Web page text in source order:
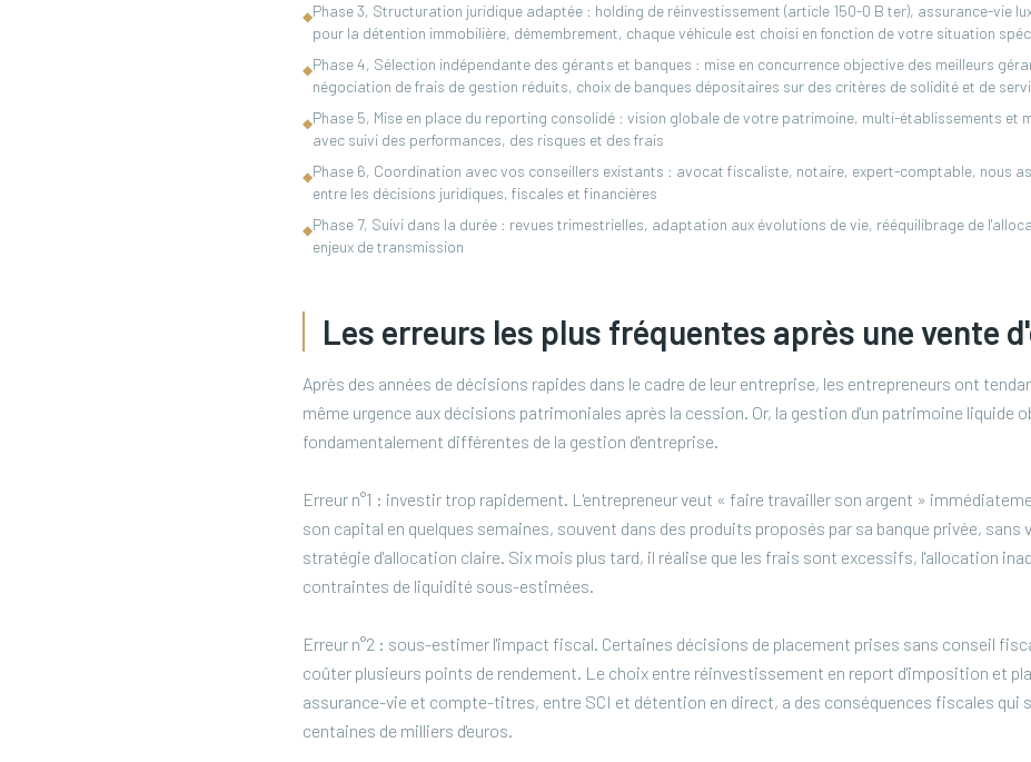
◆Phase 3, Structuration juridique adaptée : holding de réinvestissement (article 150-0 B ter), assurance-vie
pour la détention immobilière, démembrement, chaque véhicule est choisi en fonction de votre situation
◆Phase 4, Sélection indépendante des gérants et banques : mise en concurrence objective des meilleurs
négociation de frais de gestion réduits, choix de banques dépositaires sur des critères de solidité et de
◆Phase 5, Mise en place du reporting consolidé : vision globale de votre patrimoine, multi-établissements et
avec suivi des performances, des risques et des frais
◆Phase 6, Coordination avec vos conseillers existants : avocat fiscaliste, notaire, expert-comptable, nous
entre les décisions juridiques, fiscales et financières
◆Phase 7, Suivi dans la durée : revues trimestrielles, adaptation aux évolutions de vie, rééquilibrage de
enjeux de transmission
Les erreurs les plus fréquentes après une vente
Après des années de décisions rapides dans le cadre de leur entreprise, les entrepreneurs ont
même urgence aux décisions patrimoniales après la cession. Or, la gestion d'un patrimoine liquide
fondamentalement différentes de la gestion d'entreprise.
Erreur n°1 : investir trop rapidement. L'entrepreneur veut « faire travailler son argent »
son capital en quelques semaines, souvent dans des produits proposés par sa banque privée, sans
stratégie d'allocation claire. Six mois plus tard, il réalise que les frais sont excessifs, l'allocation
contraintes de liquidité sous-estimées.
Erreur n°2 : sous-estimer l'impact fiscal. Certaines décisions de placement prises sans conseil
coûter plusieurs points de rendement. Le choix entre réinvestissement en report d'imposition et
assurance-vie et compte-titres, entre SCI et détention en direct, a des conséquences fiscales qui
centaines de milliers d'euros.